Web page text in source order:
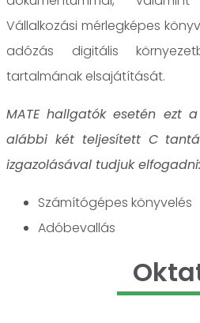
Vállalkozási mérlegképes
adózás digitális
tartalmának elsajátítását.
MATE hallgatók esetén ezt
alábbi két teljesített C
izgazolásával tudjuk elfogadni:
Számítógépes könyvelés
Adóbevallás